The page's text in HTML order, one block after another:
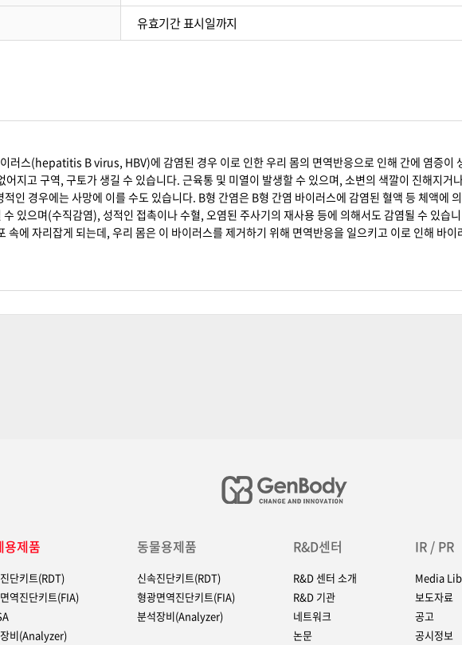
유효기간 표시일까지
러스(hepatitis B virus, HBV)에 감염된 경우 이로 인한 우리 몸의 면역반응으로 인해 간에 염증이
어지고 구역, 구토가 생길 수 있습니다. 근육통 및 미열이 발생할 수 있으며, 소변의 색깔이 진해지거
인 경우에는 사망에 이를 수도 있습니다. B형 간염은 B형 간염 바이러스에 감염된 혈액 등 체액에
있으며(수직감염), 성적인 접촉이나 수혈, 오염된 주사기의 재사용 등에 의해서도 감염될 수 있습
속에 자리잡게 되는데, 우리 몸은 이 바이러스를 제거하기 위해 면역반응을 일으키고 이로 인해 바
용제품
단키트(RDT)
역진단키트(FIA)
비(Analyzer)
동물용제품
신속진단키트(RDT)
형광면역진단키트(FIA)
분석장비(Analyzer)
R&D센터
R&D 센터 소개
R&D 기관
네트워크
논문
IR / PR
Media
보도자료
공고
공시정보